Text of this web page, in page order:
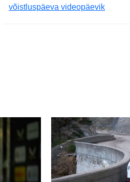
võistluspäeva videopäevik